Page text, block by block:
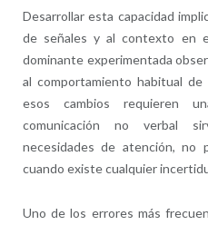
Desarrollar esta capacidad
de señales y al contexto en
dominante experimentada
al comportamiento habitual
esos cambios requieren
comunicación no verbal
necesidades de atención, no
cuando existe cualquier
Uno de los errores más